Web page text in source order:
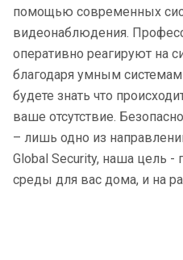
помощью современных
видеонаблюдения.
оперативно реагируют на
благодаря умным
будете знать что
ваше отсутствие.
– лишь одно из
Global Security, наша цель -
среды для вас дома, и на